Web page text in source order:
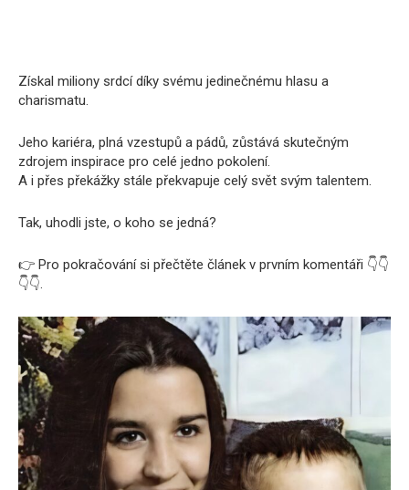
Získal miliony srdcí díky svému jedinečnému hlasu a
charismatu.
Jeho kariéra, plná vzestupů a pádů, zůstává skutečným
zdrojem inspirace pro celé jedno pokolení.
A i přes překážky stále překvapuje celý svět svým talentem.
Tak, uhodli jste, o koho se jedná?
👉 Pro pokračování si přečtěte článek v prvním komentáři 👇👇
👇👇.